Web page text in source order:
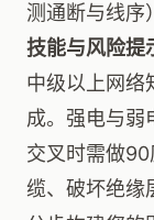
测通断与线序
技能与风险提
中级以上网络
成。强电与弱
交叉时需做
缆、破坏绝缘